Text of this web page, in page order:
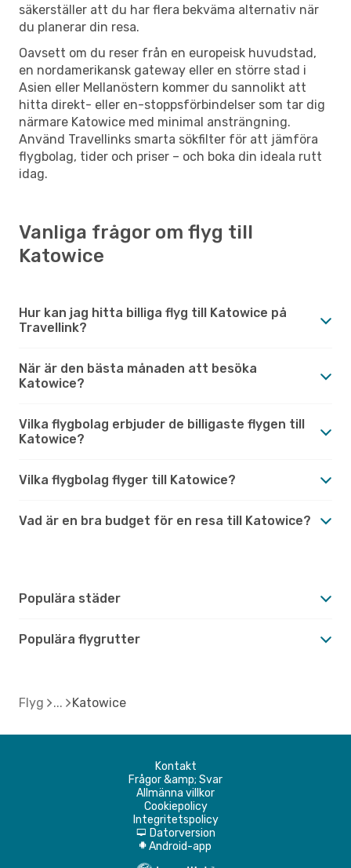
säkerställer att du har flera bekväma alternativ när
du planerar din resa.
Oavsett om du reser från en europeisk huvudstad,
en nordamerikansk gateway eller en större stad i
Asien eller Mellanöstern kommer du sannolikt att
hitta direkt- eller en-stoppsförbindelser som tar dig
närmare Katowice med minimal ansträngning.
Använd Travellinks smarta sökfilter för att jämföra
flygbolag, tider och priser – och boka din ideala rutt
idag.
Vanliga frågor om flyg till
Katowice
Hur kan jag hitta billiga flyg till Katowice på
Travellink?
När är den bästa månaden att besöka
Katowice?
Vilka flygbolag erbjuder de billigaste flygen till
Katowice?
Vilka flygbolag flyger till Katowice?
Vad är en bra budget för en resa till Katowice?
Populära städer
Populära flygrutter
Flyg Katowice
Kontakt
Frågor &amp; Svar
Allmänna villkor
Cookiepolicy
Integritetspolicy
d Datorversion
A Android-app